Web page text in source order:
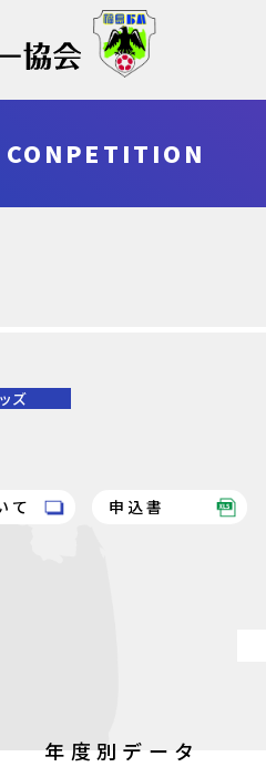
協会概要
女子
県総体・東北総体
審判
加盟登録
CONPETITION
ズ
て 申込書
年度別データ